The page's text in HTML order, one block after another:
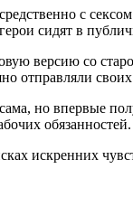
с
сидят в
версию со
отправляли
но впервые
обязанностей.
искренних